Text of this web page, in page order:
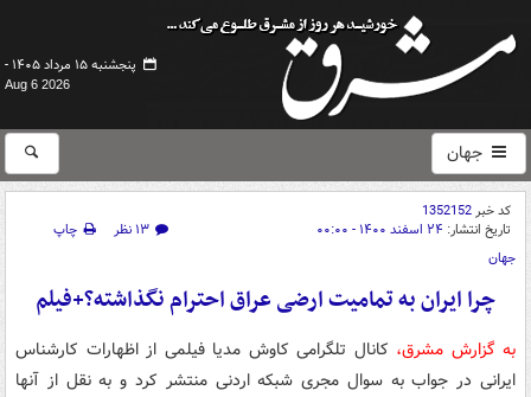
پنجشنبه ۱۵ مرداد ۱۴۰۵ -
Aug 6 2026
جهان
کد خبر1352152
تاریخ انتشار: ۲۴ اسفند ۱۴۰۰ - ۰۰:۰۰ ۱۳ نظر
چاپ
جهان
چرا ایران به تمامیت ارضی عراق احترام نگذاشته؟+فیلم
به گزارش مشرق، کانال تلگرامی کاوش مدیا فیلمی از اظهارات کارشناس
ایرانی در جواب به سوال مجری شبکه اردنی منتشر کرد و به نقل از آنها